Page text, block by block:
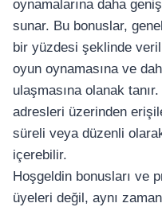
oynamalarına daha
sunar. Bu bonuslar,
bir yüzdesi şeklinde
oyun oynamasına ve
ulaşmasına olanak
adresleri üzerinden
süreli veya düzenli
içerebilir.
Hoşgeldin bonusları ve
üyeleri değil, aynı